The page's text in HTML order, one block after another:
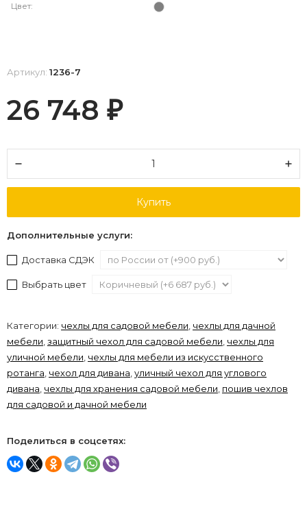
Цвет:
Артикул: 1236-7
26 748 ₽
Купить
Дополнительные услуги:
Доставка СДЭК
Выбрать цвет
Категории: чехлы для садовой мебели, чехлы для дачной
мебели,защитный чехол для садовой мебели, чехлы для
уличной мебели, чехлы для мебели из искусственного
ротанга, чехол для дивана,уличный чехол для углового
дивана, чехлы для хранения садовой мебели, пошив чехлов
для садовой и дачной мебели
Поделиться в соцсетях: